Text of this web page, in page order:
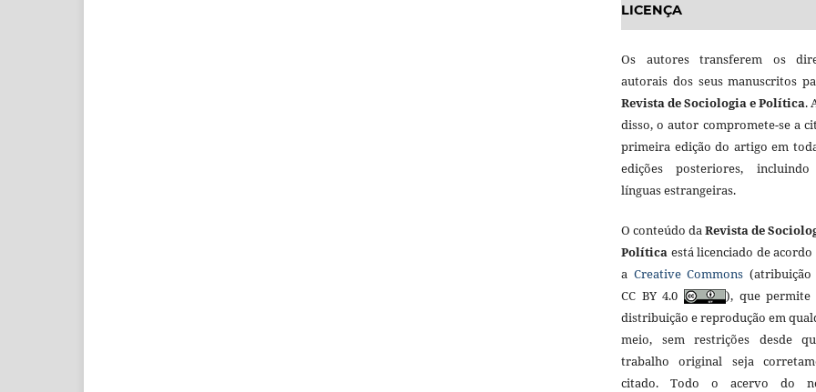
LICENÇA
Os autores transferem os
autorais dos seus manuscritos
Revista de Sociologia e Política.
disso, o autor compromete-se a
primeira edição do artigo em
edições posteriores,
línguas estrangeiras.
O conteúdo daRevista de
Política está licenciado de acordo
a Creative Commons
CC BY 4.0
), que permite
distribuição e reprodução em
meio, sem restrições desde
trabalho original seja
citado. Todo o acervo do